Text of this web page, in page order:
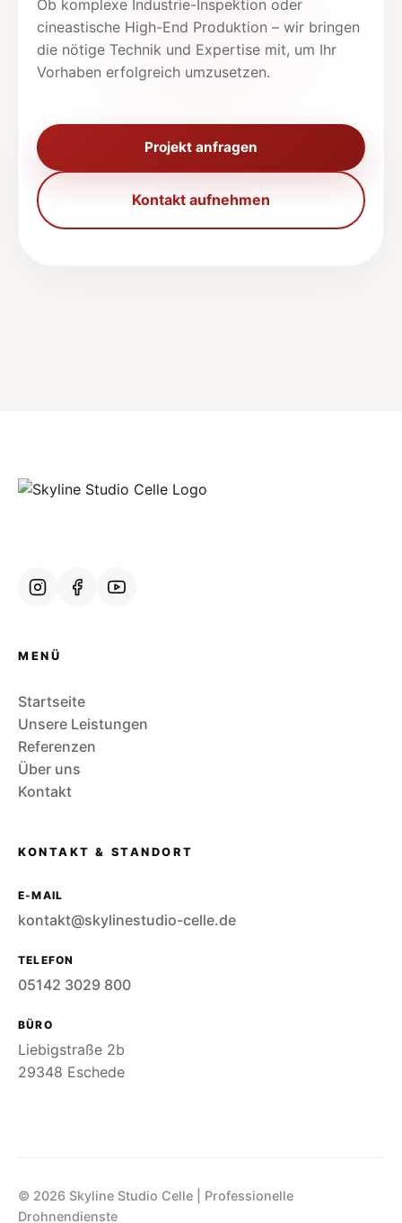
Ob komplexe Industrie-Inspektion oder
cineastische High-End Produktion – wir bringen
die nötige Technik und Expertise mit, um Ihr
Vorhaben erfolgreich umzusetzen.
Projekt anfragen
Kontakt aufnehmen
MENÜ
Startseite
Unsere Leistungen
Referenzen
Über uns
Kontakt
KONTAKT & STANDORT
E-MAIL
kontakt@skylinestudio-celle.de
TELEFON
05142 3029 800
BÜRO
Liebigstraße 2b
29348 Eschede
© 2026 Skyline Studio Celle | Professionelle
Drohnendienste